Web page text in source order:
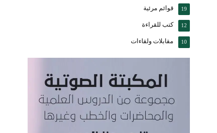
قوائم مرئية 19
كتب للقراءة 12
مقابلات ولقاءات 10